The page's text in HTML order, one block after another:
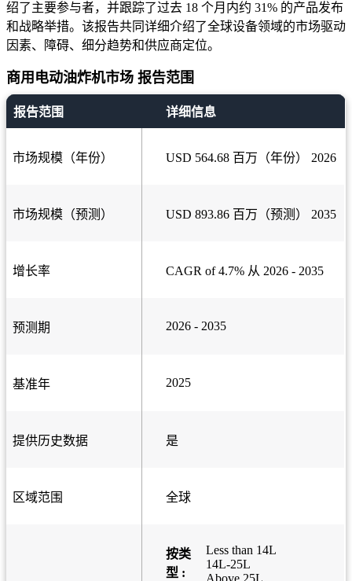
绍了主要参与者，并跟踪了过去 18 个月内约 31% 的产品发布
和战略举措。该报告共同详细介绍了全球设备领域的市场驱动
因素、障碍、细分趋势和供应商定位。
商用电动油炸机市场 报告范围
报告范围 详细信息
市场规模（年份） USD 564.68 百万（年份） 2026
市场规模（预测） USD 893.86 百万（预测） 2035
增长率 CAGR of 4.7% 从 2026 - 2035
预测期 2026 - 2035
基准年 2025
提供历史数据 是
区域范围 全球
按类
型 :
Less than 14L
14L-25L
Above 25L